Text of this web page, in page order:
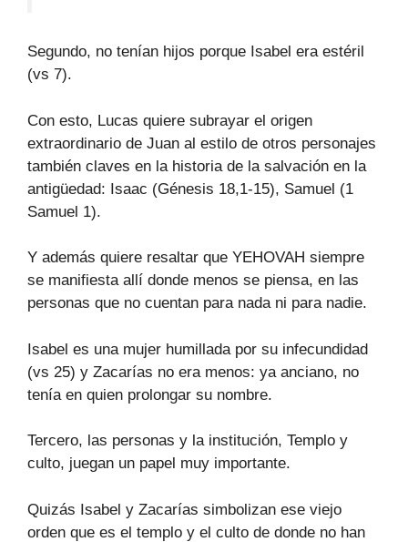
Segundo, no tenían hijos porque Isabel era estéril
(vs 7).
Con esto, Lucas quiere subrayar el origen
extraordinario de Juan al estilo de otros personajes
también claves en la historia de la salvación en la
antigüedad: Isaac (Génesis 18,1-15), Samuel (1
Samuel 1).
Y además quiere resaltar que YEHOVAH siempre
se manifiesta allí donde menos se piensa, en las
personas que no cuentan para nada ni para nadie.
Isabel es una mujer humillada por su infecundidad
(vs 25) y Zacarías no era menos: ya anciano, no
tenía en quien prolongar su nombre.
Tercero, las personas y la institución, Templo y
culto, juegan un papel muy importante.
Quizás Isabel y Zacarías simbolizan ese viejo
orden que es el templo y el culto de donde no han